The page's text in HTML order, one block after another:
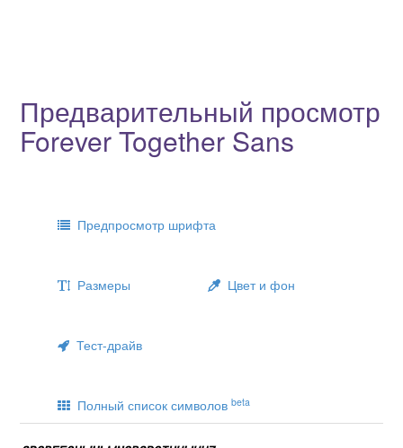
Предварительный просмотр
Forever Together Sans
Предпросмотр шрифта
Размеры Цвет и фон
Тест-драйв
Полный список символов beta